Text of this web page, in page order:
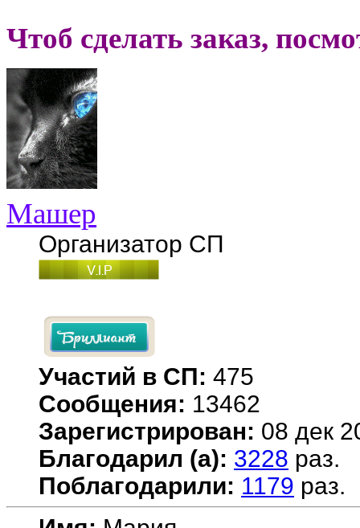
Чтоб сделать заказ,
Машер
Организатор СП
Участий в СП: 475
Сообщения: 13462
Зарегистрирован: 08 дек
Благодарил (а): 3228 раз.
Поблагодарили: 1179 раз.